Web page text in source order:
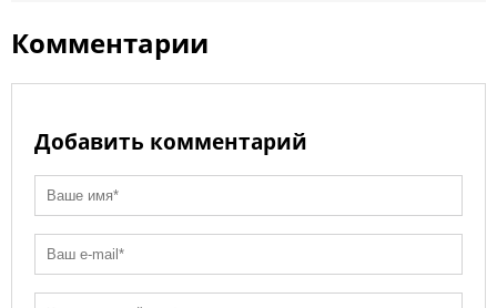
ki
Комментарии
Добавить комментарий